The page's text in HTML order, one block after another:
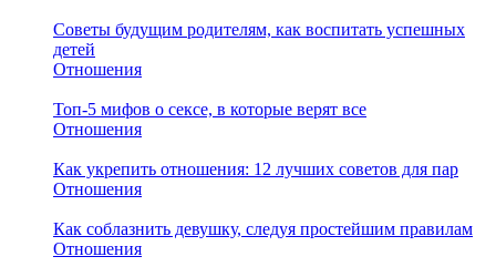
Советы будущим родителям, как воспитать успешных
детей
Отношения
Топ-5 мифов о сексе, в которые верят все
Отношения
Как укрепить отношения: 12 лучших советов для пар
Отношения
Как соблазнить девушку, следуя простейшим правилам
Отношения